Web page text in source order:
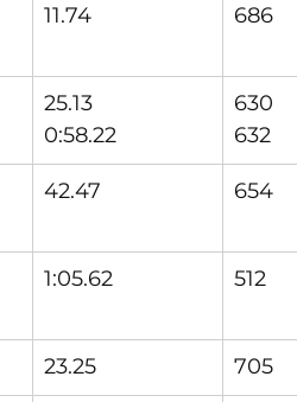
11.74 686
25.13
0:58.22
630
632
42.47 654
1:05.62 512
23.25 705